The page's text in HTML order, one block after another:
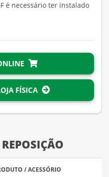
é necessário ter instalado
FÍSICA
/ ACESSÓRIO